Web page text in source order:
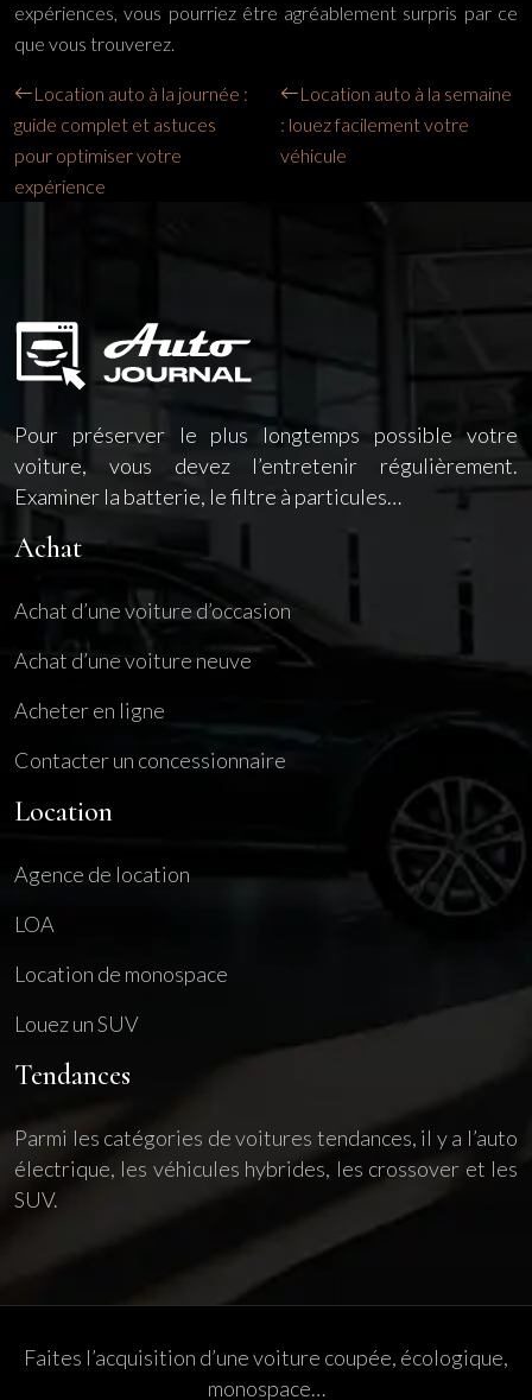
expériences, vous pourriez être agréablement surpris par ce
que vous trouverez.
Location auto à la journée :
guide complet et astuces
pour optimiser votre
expérience
Location auto à la semaine
: louez facilement votre
véhicule
Pour préserver le plus longtemps possible votre
voiture, vous devez l’entretenir régulièrement.
Examiner la batterie, le filtre à particules…
Achat
Achat d’une voiture d’occasion
Achat d’une voiture neuve
Acheter en ligne
Contacter un concessionnaire
Location
Agence de location
LOA
Location de monospace
Louez un SUV
Tendances
Parmi les catégories de voitures tendances, il y a l’auto
électrique, les véhicules hybrides, les crossover et les
SUV.
Faites l’acquisition d’une voiture coupée, écologique,
monospace…